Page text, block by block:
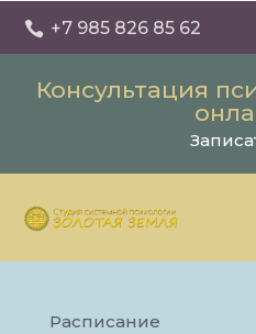
 +7 985 826 85 62
Консультация
Расписание